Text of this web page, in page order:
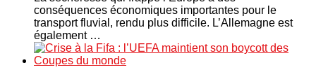
conséquences économiques importantes pour le
transport fluvial, rendu plus difficile. L’Allemagne est
également …